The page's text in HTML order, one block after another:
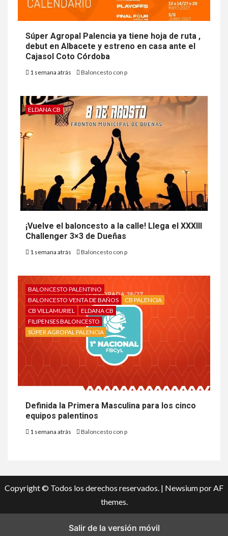
Súper Agropal Palencia ya tiene hoja de ruta ,
debut en Albacete y estreno en casa ante el
Cajasol Coto Córdoba
1 semana atrás Baloncesto con p
ELDANA CB
¡Vuelve el baloncesto a la calle! Llega el XXXIII
Challenger 3×3 de Dueñas
1 semana atrás Baloncesto con p
BALONCESTO PALENTINO
BALONCESTO VENTA DE BAÑOS
CB PALENCIA
CB VILLAMURIEL
ELDANA CB
FILIPENSES BALONCESTO
SÚPER AGROPAL PALENCIA
Definida la Primera Masculina para los cinco
equipos palentinos
1 semana atrás Baloncesto con p
Copyright © Todos los derechos reservados. | Newsiumpor AF
themes.
Salir de la versión móvil